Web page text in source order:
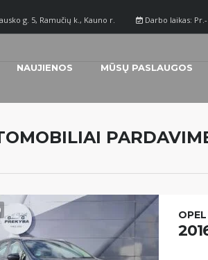
Darbo laikas: Pr.-
g. 5, Ramučių k., Kauno r.
NAUJIENOS MŪSŲ PASLAUGOS